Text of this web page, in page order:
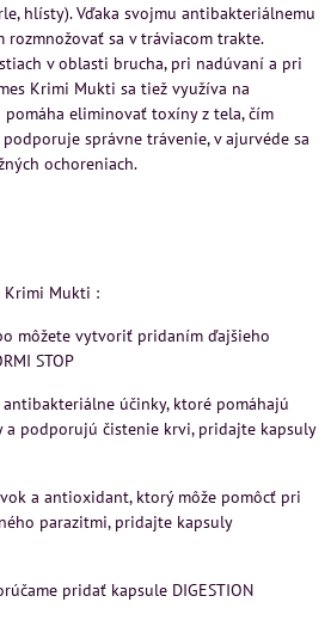
hlísty). Vďaka svojmu antibakteriálnemu
sa v tráviacom trakte.
v oblasti brucha, pri nadúvaní a pri
Krimi Mukti sa tiež využíva na
eliminovať toxíny z tela, čím
správne trávenie, v ajurvéde sa
ochoreniach.
Krimi Mukti :
môžete vytvoriť pridaním ďajšieho
STOP
účinky, ktoré pomáhajú
a podporujú čistenie krvi, pridajte kapsuly
a antioxidant, ktorý môže pomôcť pri
parazitmi, pridajte kapsuly
pridať kapsule DIGESTION